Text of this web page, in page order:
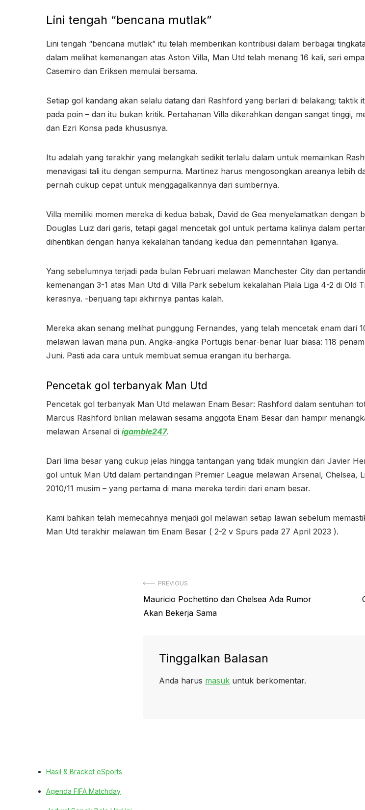
Lini tengah “bencana mutlak”
Lini tengah “bencana mutlak” itu telah memberikan kontribusi dalam berbagai
dalam melihat kemenangan atas Aston Villa, Man Utd telah menang 16 kali, seri
Casemiro dan Eriksen memulai bersama.
Setiap gol kandang akan selalu datang dari Rashford yang berlari di belakang;
pada poin – dan itu bukan kritik. Pertahanan Villa dikerahkan dengan sangat tinggi,
dan Ezri Konsa pada khususnya.
Itu adalah yang terakhir yang melangkah sedikit terlalu dalam untuk memainkan
menavigasi tali itu dengan sempurna. Martinez harus mengosongkan areanya lebih
pernah cukup cepat untuk menggagalkannya dari sumbernya.
Villa memiliki momen mereka di kedua babak, David de Gea menyelamatkan
Douglas Luiz dari garis, tetapi gagal mencetak gol untuk pertama kalinya dalam
dihentikan dengan hanya kekalahan tandang kedua dari pemerintahan liganya.
Yang sebelumnya terjadi pada bulan Februari melawan Manchester City dan
kemenangan 3-1 atas Man Utd di Villa Park sebelum kekalahan Piala Liga 4-2 di
kerasnya. -berjuang tapi akhirnya pantas kalah.
Mereka akan senang melihat punggung Fernandes, yang telah mencetak enam dari
melawan lawan mana pun. Angka-angka Portugis benar-benar luar biasa: 118
Juni. Pasti ada cara untuk membuat semua erangan itu berharga.
Pencetak gol terbanyak Man Utd
Pencetak gol terbanyak Man Utd melawan Enam Besar: Rashford dalam sentuhan
Marcus Rashford brilian melawan sesama anggota Enam Besar dan hampir
melawan Arsenal di igamble247.
Dari lima besar yang cukup jelas hingga tantangan yang tidak mungkin dari Javier
gol untuk Man Utd dalam pertandingan Premier League melawan Arsenal, Chelsea,
2010/11 musim – yang pertama di mana mereka terdiri dari enam besar.
Kami bahkan telah memecahnya menjadi gol melawan setiap lawan sebelum
Man Utd terakhir melawan tim Enam Besar ( 2-2 v Spurs pada 27 April 2023 ).
Navigasi
pos
PREVIOUS
Previous
post:
Mauricio Pochettino dan Chelsea Ada Rumor
Akan Bekerja Sama
Tinggalkan Balasan
Anda harus masuk untuk berkomentar.
Hasil & Bracket eSports
Agenda FIFA Matchday